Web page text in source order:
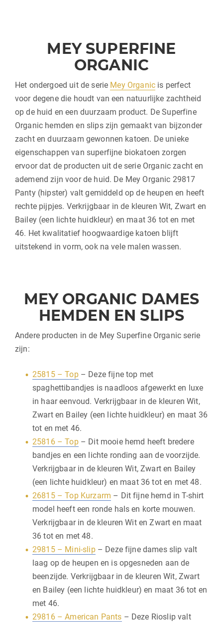
MEY SUPERFINE
ORGANIC
Het ondergoed uit de serie Mey Organic is perfect
voor degene die houdt van een natuurlijke zachtheid
op de huid en een duurzaam product. De Superfine
Organic hemden en slips zijn gemaakt van bijzonder
zacht en duurzaam gewonnen katoen. De unieke
eigenschappen van superfijne biokatoen zorgen
ervoor dat de producten uit de serie Organic zacht en
ademend zijn voor de huid. De Mey Organic 29817
Panty (hipster) valt gemiddeld op de heupen en heeft
rechte pijpjes. Verkrijgbaar in de kleuren Wit, Zwart en
Bailey (een lichte huidkleur) en maat 36 tot en met
46. Het kwalitatief hoogwaardige katoen blijft
uitstekend in vorm, ook na vele malen wassen.
MEY ORGANIC DAMES
HEMDEN EN SLIPS
Andere producten in de Mey Superfine Organic serie
zijn:
25815 – Top– Deze fijne top met
spaghettibandjes is naadloos afgewerkt en luxe
in haar eenvoud. Verkrijgbaar in de kleuren Wit,
Zwart en Bailey (een lichte huidkleur) en maat 36
tot en met 46.
25816 – Top– Dit mooie hemd heeft bredere
bandjes en een lichte ronding aan de voorzijde.
Verkrijgbaar in de kleuren Wit, Zwart en Bailey
(een lichte huidkleur) en maat 36 tot en met 48.
26815 – Top Kurzarm – Dit fijne hemd in T-shirt
model heeft een ronde hals en korte mouwen.
Verkrijgbaar in de kleuren Wit en Zwart en maat
36 tot en met 48.
29815 – Mini-slip– Deze fijne dames slip valt
laag op de heupen en is opgesneden aan de
beenzijde. Verkrijgbaar in de kleuren Wit, Zwart
en Bailey (een lichte huidkleur) en maat 36 tot en
met 46.
29816 – American Pants – Deze Rioslip valt